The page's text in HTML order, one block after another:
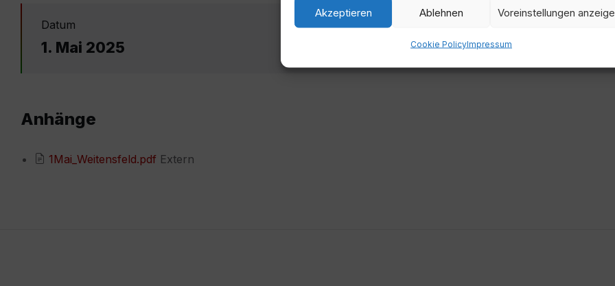
Akzeptieren Ablehnen Voreinstellungen
Cookie PolicyImpressum
Datum
1. Mai 2025
Zeit
Anhänge
1Mai_Weitensfeld.pdf Extern